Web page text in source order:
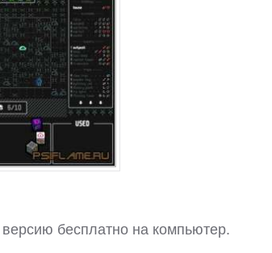
бесплатно на компьютер.